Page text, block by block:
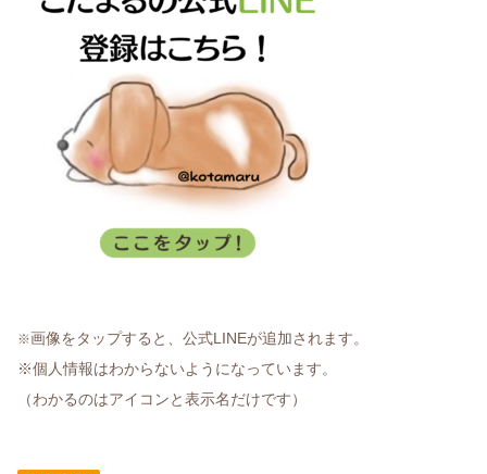
※画像をタップすると、公式LINEが追加されます。
※個人情報はわからないようになっています。
（わかるのはアイコンと表示名だけです）